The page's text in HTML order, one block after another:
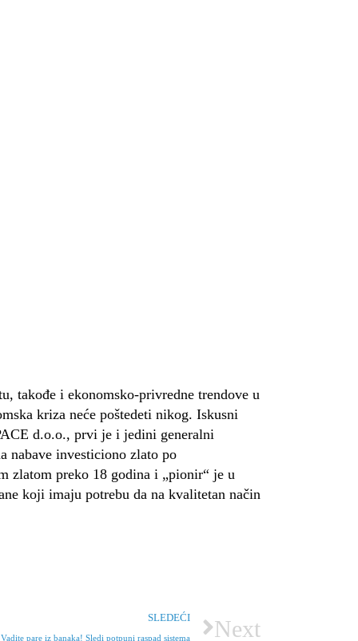
takođe i ekonomsko-privredne trendove u
kriza neće poštedeti nikog. Iskusni
d.o.o., prvi je i jedini generalni
nabave investiciono zlato po
zlatom preko 18 godina i „pionir“ je u
koji imaju potrebu da na kvalitetan način
SLEDEĆI
Vadite pare iz banaka! Sledi potpuni raspad sistema Next